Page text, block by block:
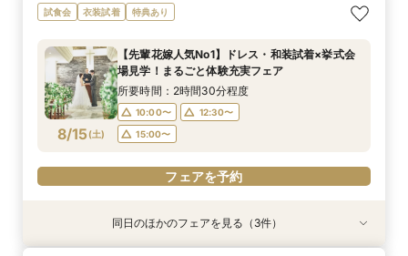
8/14(金)
【札幌近郊での結婚式検討の方向け！】空知エリ
ア ウェディングスタイル相談会♪
10:00〜
12:30〜
15:00〜
フェアを予約
8/14(金)
☆マイナビ限定☆こだわりのロケーションフォト
相談会！
10:00〜
12:30〜
15:00〜
フェアを予約
8/14(金)
最短1か月で挙式可能！少人数・フォトウェディ
ングをお考えのおふたりにも♡クイックウェディ
所要時間：2時間30分程度
15:00〜
フェアを予約
試食会 衣装試着 特典あり
8/15(土)
【先輩花嫁人気No1】ドレス・和装試着×挙式会
場見学！まるごと体験充実フェア
所要時間：2時間30分程度
10:00〜
12:30〜
15:00〜
フェアを予約
衣装試着 特典あり
衣装試着 特典あり
同日のほかのフェアを見る（3件）